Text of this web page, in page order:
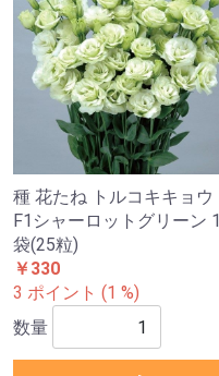
種 花たね トルコキキョウ
F1シャーロットグリーン 1
袋(25粒)
￥330
3 ポイント (1 %)
数量